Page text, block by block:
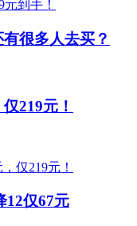
很多人去买？
219元！
12仅67元